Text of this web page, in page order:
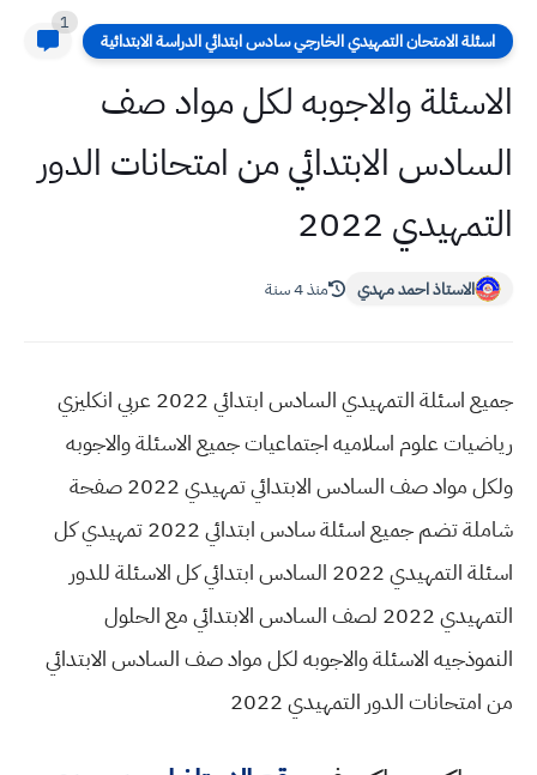
اسئلة الامتحان التمهيدي الخارجي سادس ابتدائي الدراسة الابتدائية
1
الاسئلة والاجوبه لكل مواد صف
السادس الابتدائي من امتحانات الدور
التمهيدي 2022
الاستاذ احمد مهدي منذ 4 سنة
جميع اسئلة التمهيدي السادس ابتدائي 2022 عربي انكليزي
رياضيات علوم اسلاميه اجتماعيات جميع الاسئلة والاجوبه
ولكل مواد صف السادس الابتدائي تمهيدي 2022 صفحة
شاملة تضم جميع اسئلة سادس ابتدائي 2022 تمهيدي كل
اسئلة التمهيدي 2022 السادس ابتدائي كل الاسئلة للدور
التمهيدي 2022 لصف السادس الابتدائي مع الحلول
النموذجيه الاسئلة والاجوبه لكل مواد صف السادس الابتدائي
من امتحانات الدور التمهيدي 2022